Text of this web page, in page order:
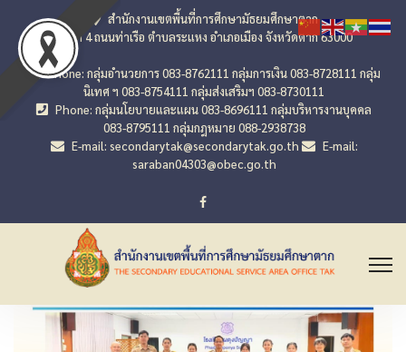
สำนักงานเขตพื้นที่การศึกษามัธยมศึกษาตาก
เลขที่ 4 ถนนท่าเรือ ตำบลระแหง อำเภอเมือง จังหวัดตาก 63000
Phone: กลุ่มอำนวยการ 083-8762111 กลุ่มการเงิน 083-8728111 กลุ่ม
นิเทศ ฯ 083-8754111 กลุ่มส่งเสริมฯ 083-8730111
Phone: กลุ่มนโยบายและแผน 083-8696111 กลุ่มบริหารงานบุคคล
083-8795111 กลุ่มกฎหมาย 088-2938738
E-mail: secondarytak@secondarytak.go.th
E-mail:
saraban04303@obec.go.th